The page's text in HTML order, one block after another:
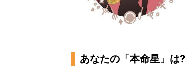
あなたの「本命星」は?